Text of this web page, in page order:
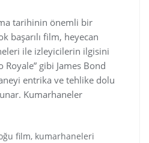
tarihinin önemli bir
başarılı film, heyecan
ile izleyicilerin ilgisini
Royale” gibi James Bond
entrika ve tehlike dolu
Kumarhaneler
film, kumarhaneleri